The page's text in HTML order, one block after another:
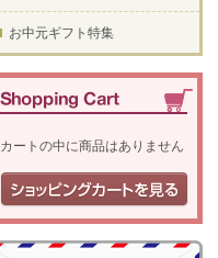
お中元ギフト特集
カートの中に商品はありません